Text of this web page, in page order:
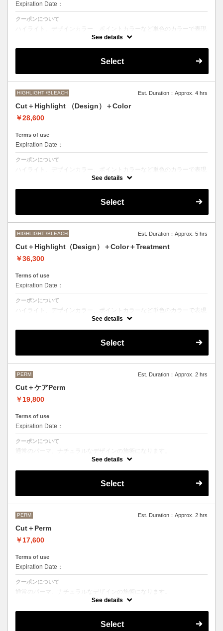
Expiration Date：
クーポンについて
ハイライト、デザインカラー、ポイントカラーなど単色のカラーで表現
できないデザインをご希望の方はこちらのメニューをお選びください。
●ご希望の色やカラー履歴、デザインによっては１度のブリーチでは表
施術時間、料金が前後する場合がございます。
M ¥＋550 L¥＋1100 LL¥＋2200
See details
Select
HIGHLIGHT /BLEACH Est. Duration：Approx. 4 hrs
Cut＋Highlight （Design）＋Color
￥28,600
Terms of use
Expiration Date：
クーポンについて
ハイライト、デザインカラー、ポイントカラーなど単色のカラーで表現
できないデザインをご希望の方はこちらのメニューをお選びください。
●ご希望の色やカラー履歴、デザインによっては１度のブリーチでは表
施術時間、料金が前後する場合がございます。
M ¥＋1100 L¥＋1650 LL¥＋2200
See details
Select
HIGHLIGHT /BLEACH Est. Duration：Approx. 5 hrs
Cut＋Highlight（Design）＋Color＋Treatment
￥36,300
Terms of use
Expiration Date：
クーポンについて
ハイライト、デザインカラー、ポイントカラーなど単色のカラーで表現
できないデザインをご希望の方はこちらのメニューをお選びください。
Aujuaシステムトリートメントを使った４ステップトリートメント＋マ
●トリートメントは髪質に合わせてご提案させていただいておりますの
●ご希望の色やカラー履歴、デザインによっては１度のブリーチでは表
現できない場合もございます。
●髪の長さにより別途ロング料金を頂戴いたします。
See details
Select
PERM Est. Duration：Approx. 2 hrs
Cut＋ケアPerm
￥19,800
Terms of use
Expiration Date：
クーポンについて
通常のパーマ、ナチュラルなデザインの施術になります。
カット＋パーマ（税込17,600円）＋OLAPLEX（税込2,200円）
OLAPLEXを使うことでダメージを軽減させ、髪にツヤ、はりを与えま
などをご希望の方は、最終受付時間が変わるため別途メニューがござい
ますのでそちらの選択をお願いしております。
せ。
M ¥＋1100 L¥＋1650 LL¥＋2200
See details
Select
PERM Est. Duration：Approx. 2 hrs
Cut＋Perm
￥17,600
Terms of use
Expiration Date：
クーポンについて
通常のパーマ、ナチュラルなデザインの施術になります。
などをご希望の方は、最終受付時間が変わるため別途メニューがござい
●ご不明な点がある場合お手数ですが、お電話にてご確認くださいま
See details
Select